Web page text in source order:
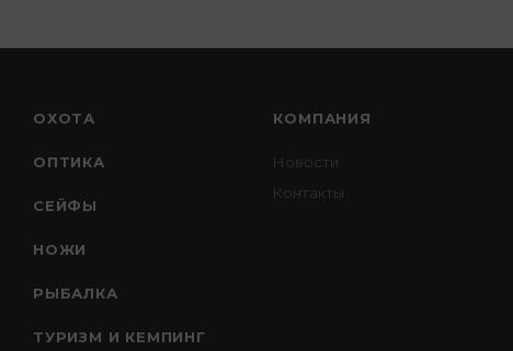
ОХОТА
ОПТИКА
СЕЙФЫ
НОЖИ
РЫБАЛКА
ТУРИЗМ И КЕМПИНГ
КОМПАНИЯ
Новости
Контакты